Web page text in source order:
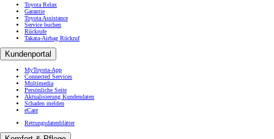
Toyota Relax
Garantie
Toyota Assistance
Service buchen
Rückrufe
Takata-Airbag Rückruf
Kundenportal
MyToyota-App
Connected Services
Multimedia
Persönliche Seite
Aktualisierung Kundendaten
Schaden melden
eCare
Rettungsdatenblätter